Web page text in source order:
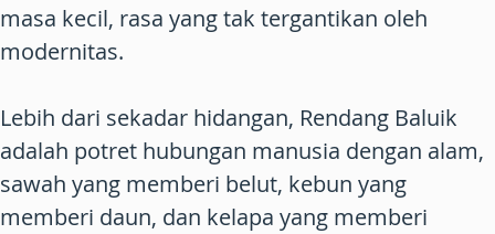
masa kecil, rasa yang tak tergantikan oleh
modernitas.
Lebih dari sekadar hidangan, Rendang Baluik
adalah potret hubungan manusia dengan alam,
sawah yang memberi belut, kebun yang
memberi daun, dan kelapa yang memberi